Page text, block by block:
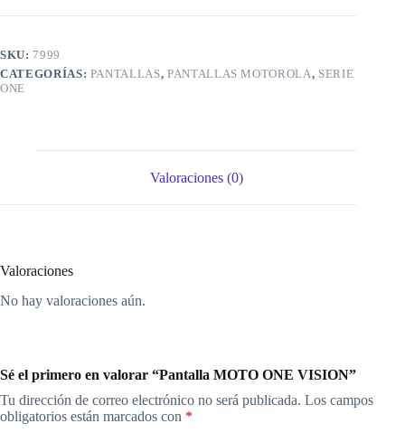
SKU: 7999
CATEGORÍAS: PANTALLAS, PANTALLAS MOTOROLA, SERIE
ONE
Valoraciones (0)
Valoraciones
No hay valoraciones aún.
Sé el primero en valorar “Pantalla MOTO ONE VISION”
Tu dirección de correo electrónico no será publicada. Los campos
obligatorios están marcados con *